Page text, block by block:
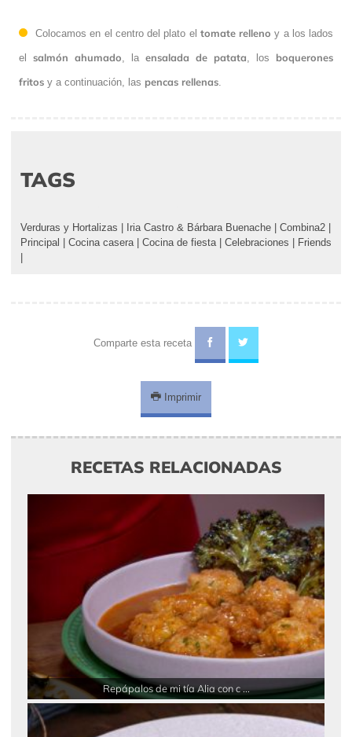
Colocamos en el centro del plato el tomate relleno y a los lados
el salmón ahumado , la ensalada de patata , los boquerones
fritos y a continuación, las pencas rellenas
TAGS
Verduras y Hortalizas Iria Castro & Bárbara Buenache Combina2
Principal
Cocina casera Cocina de fiesta Celebraciones
Friends
Comparte esta receta
Imprimir
RECETAS RELACIONADAS
Repápalos de mi tía Alia con c ...